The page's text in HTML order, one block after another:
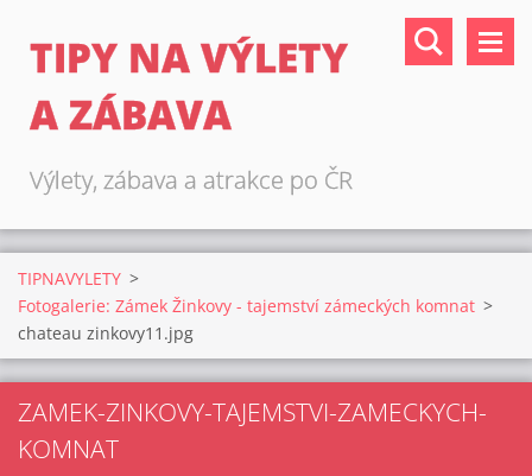
TIPY NA VÝLETY
A ZÁBAVA
Výlety, zábava a atrakce po ČR
TIPNAVYLETY >
Fotogalerie: Zámek Žinkovy - tajemství zámeckých komnat >
chateau zinkovy11.jpg
ZAMEK-ZINKOVY-TAJEMSTVI-ZAMECKYCH-
KOMNAT